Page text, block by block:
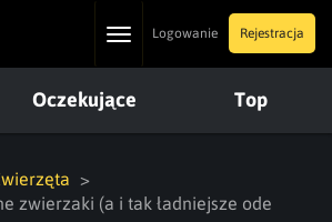
ToggleLogowanie Rejestracja
Oczekujące Top
zwierzaki (a i tak ładniejsze ode